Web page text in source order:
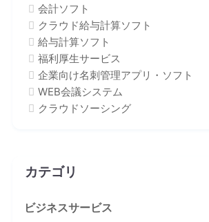
会計ソフト
クラウド給与計算ソフト
給与計算ソフト
福利厚生サービス
企業向け名刺管理アプリ・ソフト
WEB会議システム
クラウドソーシング
カテゴリ
ビジネスサービス